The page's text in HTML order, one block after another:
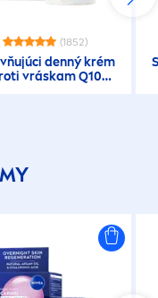
(1852)
denný krém
vráskam Q10